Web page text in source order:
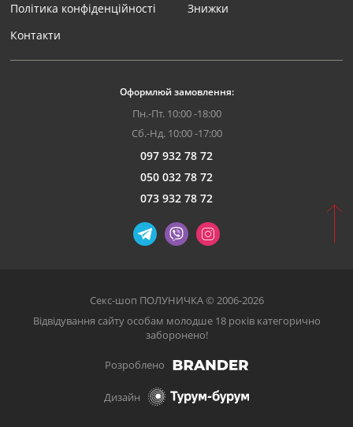
Політика конфіденційності
Контакти
Знижки
Оформлюй замовлення:
Пн.-Пт. 10:00 -18:00
Сб.-Нд. 10:00 -17:00
097 932 78 72
050 032 78 72
073 932 78 72
Секс-шоп ПОЛУНИЧКА © 2006-2026
Відвідування сайту особам молодше 18 років категорично
заборонено!
Розроблено
Дизайн